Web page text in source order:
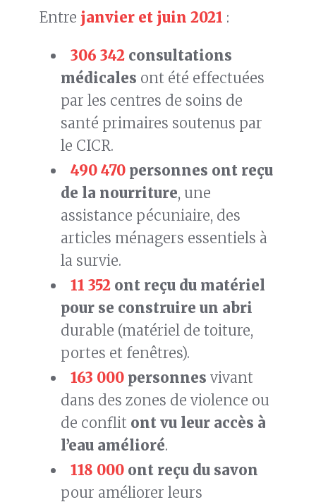
Entre janvier et juin 2021 :
306 342 consultations
médicales ont été effectuées
par les centres de soins de
santé primaires soutenus par
le CICR.
490 470 personnes ont reçu
de la nourriture, une
assistance pécuniaire, des
articles ménagers essentiels à
la survie.
11 352 ont reçu du matériel
pour se construire un abri
durable (matériel de toiture,
portes et fenêtres).
163 000 personnes vivant
dans des zones de violence ou
de conflit ont vu leur accès à
l’eau amélioré.
118 000 ont reçu du savon
pour améliorer leurs